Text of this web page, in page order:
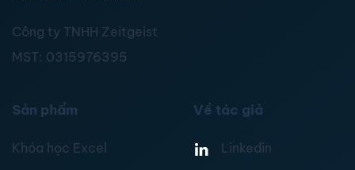
Công ty TNHH Zeitgeist
MST: 0315976395
Sản phẩm
Khóa học Excel
Về tác giả
Linkedin